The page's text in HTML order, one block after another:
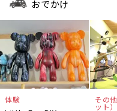
おでかけ
体験 その
ット）